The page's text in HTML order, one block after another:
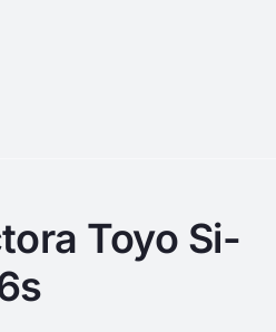
Toyo Si-